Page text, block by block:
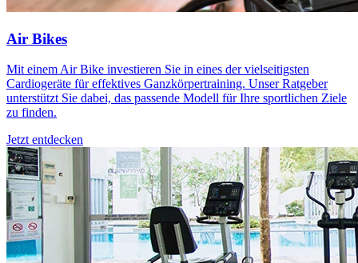
Air Bikes
Mit einem Air Bike investieren Sie in eines der vielseitigsten
Cardiogeräte für effektives Ganzkörpertraining. Unser Ratgeber
unterstützt Sie dabei, das passende Modell für Ihre sportlichen Ziele
zu finden.
Jetzt entdecken